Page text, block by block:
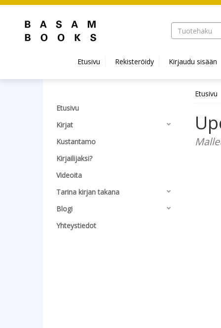
Hyppää pääsisältöön
Etusivu Rekisteröidy Kirjaudu sisään
Etusivu
Kirjat
Kustantamo
Kirjailijaksi?
Videoita
Tarina kirjan takana
Blogi
Yhteystiedot
Etusivu